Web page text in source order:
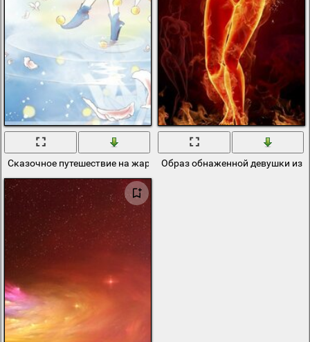
Сказочное путешествие на жар птицеОбраз обнаженной девушки из